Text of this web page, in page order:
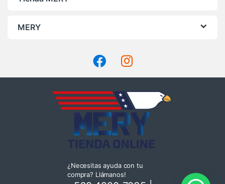
MERY
¿Necesitas ayuda con tu
compra? Llámanos!